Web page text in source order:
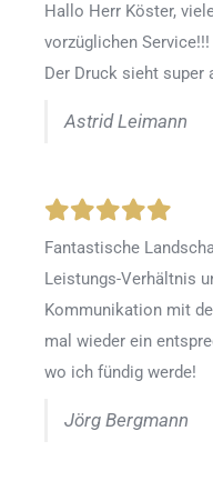
Hallo Herr Köster,
vorzüglichen
Der Druck sieht super
Astrid Leimann
Fantastische
Leistungs-Verhältnis
Kommunikation mit
mal wieder ein
wo ich fündig werde!
Jörg Bergmann